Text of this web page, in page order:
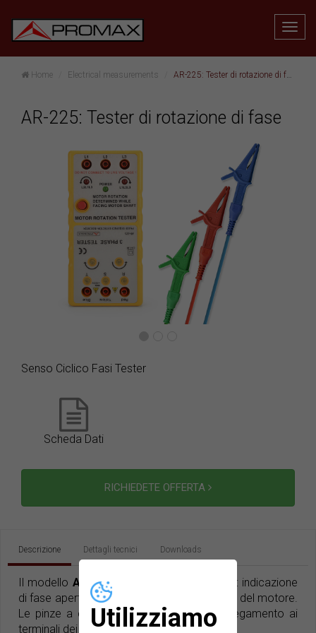
Utilizziamo
Home Electrical measurements AR-225: Tester di rotazione di fase
AR-225: Tester di rotazione di fase
Senso Ciclico Fasi Tester
Scheda Dati
RICHIEDETE OFFERTA
Descrizione Dettagli tecnici Downloads
Il modello AR-225 è un affidabile tre-in-uno: indicazione
di fase aperta, sequenza di fase e rotazione del motore.
Le pinze a coccodrillo ne facilitano il collegamento ai
terminali dei quadri elettrici.